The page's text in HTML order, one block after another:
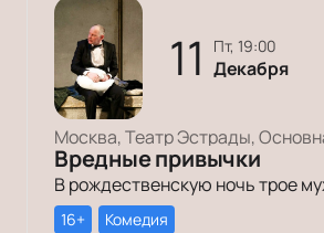
11 пт, 19:00
Декабря
Москва, Театр Эстрады,
Вредные привычки
16+ Комедия